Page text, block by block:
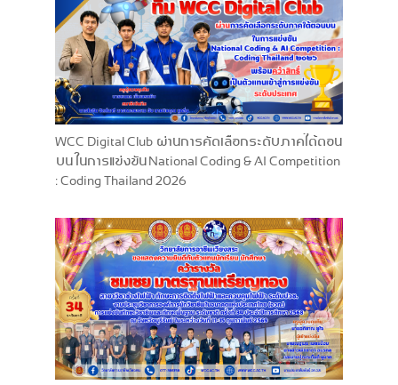
WCC Digital Club ผ่านการคัดเลือกระดับภาคใต้ตอน
บน ในการแข่งขัน National Coding & AI Competition
: Coding Thailand 2026